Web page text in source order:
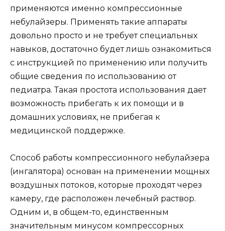
применяются именно компрессионные
небулайзеры. Применять такие аппараты
довольно просто и не требует специальных
навыков, достаточно будет лишь ознакомиться
с инструкцией по применению или получить
общие сведения по использованию от
педиатра. Такая простота использования дает
возможность прибегать к их помощи и в
домашних условиях, не прибегая к
медицинской поддержке.
Способ работы компрессионного небулайзера
(ингалятора) основан на применении мощных
воздушных потоков, которые проходят через
камеру, где расположен лечебный раствор.
Одним и, в общем-то, единственным
значительным минусом компрессорных